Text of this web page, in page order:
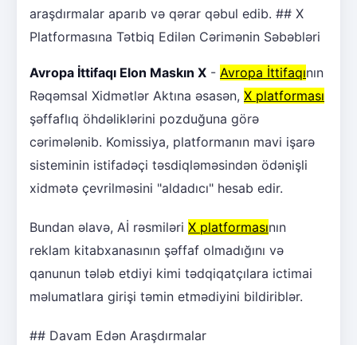
araşdırmalar aparıb və qərar qəbul edib. ## X
Platformasına Tətbiq Edilən Cərimənin Səbəbləri
Avropa İttifaqı Elon Maskın X - Avropa İttifaqının
Rəqəmsal Xidmətlər Aktına əsasən, X platforması
şəffaflıq öhdəliklərini pozduğuna görə
cərimələnib. Komissiya, platformanın mavi işarə
sisteminin istifadəçi təsdiqləməsindən ödənişli
xidmətə çevrilməsini "aldadıcı" hesab edir.
Bundan əlavə, Aİ rəsmiləri X platformasının
reklam kitabxanasının şəffaf olmadığını və
qanunun tələb etdiyi kimi tədqiqatçılara ictimai
məlumatlara girişi təmin etmədiyini bildiriblər.
## Davam Edən Araşdırmalar